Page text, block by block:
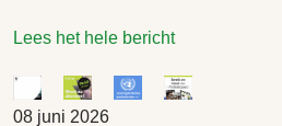
Lees het hele bericht
08 juni 2026